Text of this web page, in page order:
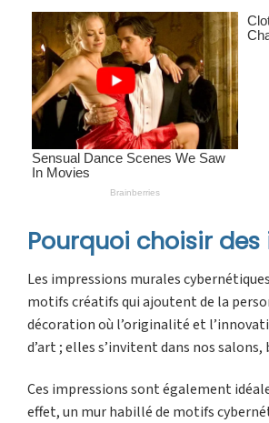
Pourquoi choisir
Les impressions murales
motifs créatifs qui ajoutent de la
décoration où l’originalité et
d’art ; elles s’invitent dans nos
Ces impressions sont également
effet, un mur habillé de motifs